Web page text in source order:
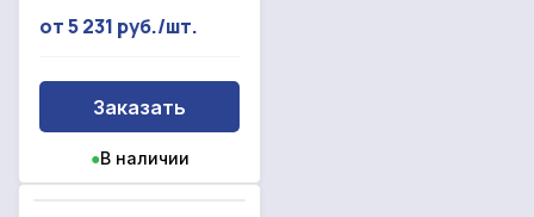
от 5 231 руб./шт.
Заказать
●В наличии